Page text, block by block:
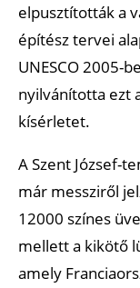
elpusztították a
építész tervei
UNESCO 2005-
nyilvánította ezt
kísérletet.
A Szent József-
már messziről
12000 színes
mellett a kikötő
amely